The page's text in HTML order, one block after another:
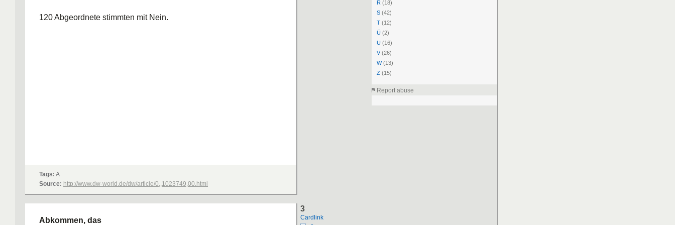
120 Abgeordnete stimmten mit Nein.
Tags: A
Source: http://www.dw-world.de/dw/article/0,,1023749,00.html
3
Cardlink
Abkommen, das
R (18)
S (42)
T (12)
Ü (2)
U (16)
V(26)
W(13)
Z (15)
Report abuse